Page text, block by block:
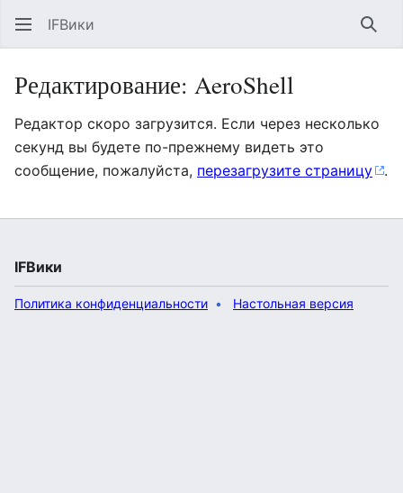
IFВики
Редактирование: AeroShell
Редактор скоро загрузится. Если через несколько
секунд вы будете по-прежнему видеть это
сообщение, пожалуйста, перезагрузите страницу .
IFВики
Политика конфиденциальности Настольная версия